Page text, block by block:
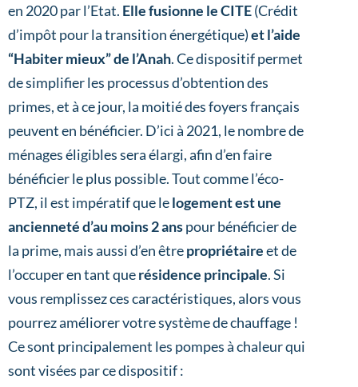
en 2020 par l’Etat. Elle fusionne le CITE(Crédit
d’impôt pour la transition énergétique)et l’aide
“Habiter mieux” de l’Anah. Ce dispositif permet
de simplifier les processus d’obtention des
primes, et à ce jour, la moitié des foyers français
peuvent en bénéficier. D’ici à 2021, le nombre de
ménages éligibles sera élargi, afin d’en faire
bénéficier le plus possible. Tout comme l’éco-
PTZ, il est impératif que lelogement est une
ancienneté d’au moins 2 anspour bénéficier de
la prime, mais aussi d’en êtrepropriétaireet de
l’occuper en tant querésidence principale. Si
vous remplissez ces caractéristiques, alors vous
pourrez améliorer votre système de chauffage !
Ce sont principalement les pompes à chaleur qui
sont visées par ce dispositif :